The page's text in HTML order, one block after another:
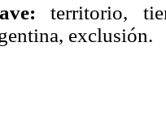
territorio,
exclusión.